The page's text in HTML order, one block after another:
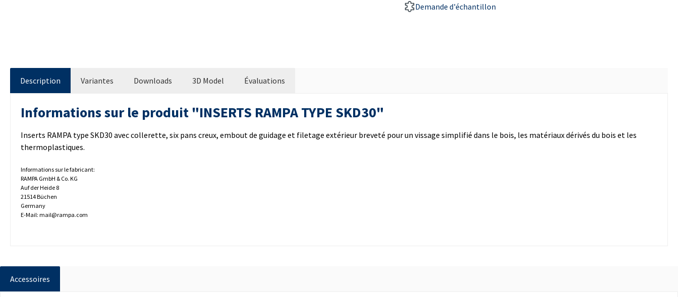
Demande d'échantillon
Description Variantes Downloads 3D Model Évaluations
Informations sur le produit "INSERTS RAMPA TYPE SKD30"
Inserts RAMPA type SKD30 avec collerette, six pans creux, embout de guidage et filetage extérieur breveté pour un vissage simplifié dans le bois, les matériaux dérivés du bois et les
thermoplastiques.
Informations sur le fabricant:
RAMPA GmbH & Co. KG
Auf der Heide 8
21514 Büchen
Germany
E-Mail: mail@rampa.com
Accessoires